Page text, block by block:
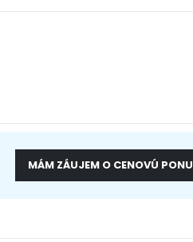
MÁM ZÁUJEM O CENOVÚ